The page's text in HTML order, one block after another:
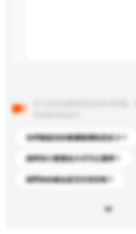
你們能提供的最優惠價格是多少？
請問有什麼運送方式可以選擇？
請問你的產品是否支持定制？